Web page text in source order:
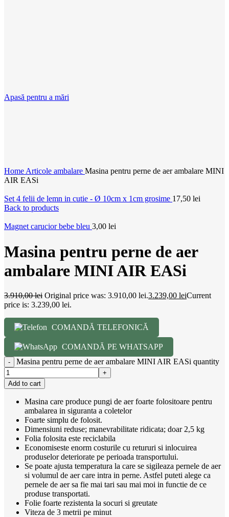
Apasă pentru a mări
Home Articole ambalare Masina pentru perne de aer ambalare MINI
AIR EASi
Set 4 felii de lemn in cutie - Ø 10cm x 1cm grosime 17,50 lei
Back to products
Magnet carucior bebe bleu 3,00 lei
Masina pentru perne de aer
ambalare MINI AIR EASi
3.910,00lei Original price was: 3.910,00 lei.3.239,00 leiCurrent
price is: 3.239,00 lei.
COMANDĂ TELEFONICĂ
COMANDĂ PE WHATSAPP
Masina pentru perne de aer ambalare MINI AIR EASi quantity
Add to cart
Masina care produce pungi de aer foarte folositoare pentru
ambalarea in siguranta a coletelor
Foarte simplu de folosit.
Dimensiuni reduse; manevrabilitate ridicata; doar 2,5 kg
Folia folosita este reciclabila
Economiseste enorm costurile cu retururi si inlocuirea
produselor deteriorate pe perioada transportului.
Se poate ajusta temperatura la care se sigileaza pernele de aer
si volumul de aer care intra in perne. Astfel puteti alege ca
pernele de aer sa fie mai tari sau mai moi in functie de ce
produse transportati.
Folie foarte rezistenta la socuri si greutate
Viteza de 3 metrii pe minut